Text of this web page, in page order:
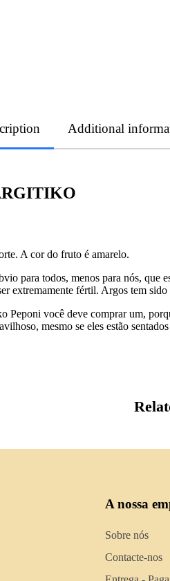
Additional
A cor do fruto é amarelo.
para todos, menos para nós, que
extremamente fértil. Argos tem
você deve comprar um,
mesmo se eles estão
A nossa
Sobre nós
Contacte-nos